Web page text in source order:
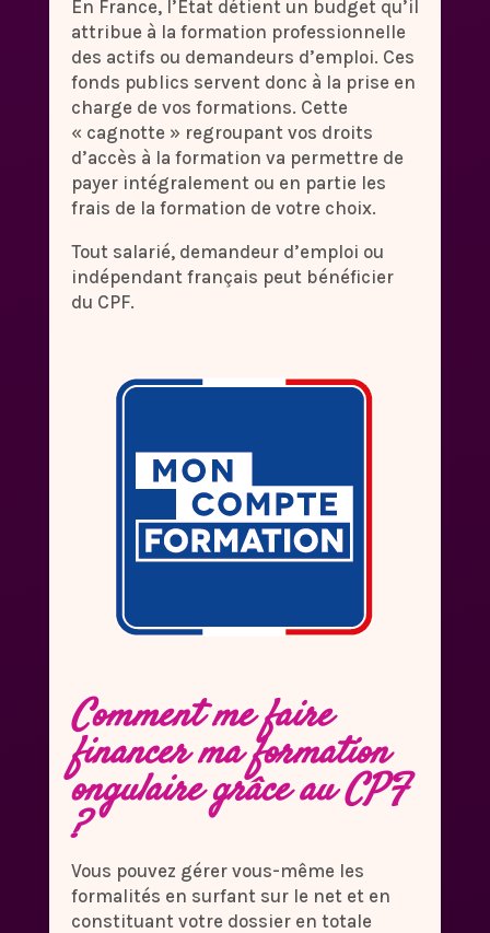
En France, l’Etat détient un budget qu’il
attribue à la formation professionnelle
des actifs ou demandeurs d’emploi. Ces
fonds publics servent donc à la prise en
charge de vos formations. Cette
« cagnotte » regroupant vos droits
d’accès à la formation va permettre de
payer intégralement ou en partie les
frais de la formation de votre choix.
Tout salarié, demandeur d’emploi ou
indépendant français peut bénéficier
du CPF.
Comment me faire
financer ma formation
ongulaire grâce au CPF
?
Vous pouvez gérer vous-même les
formalités en surfant sur le net et en
constituant votre dossier en totale